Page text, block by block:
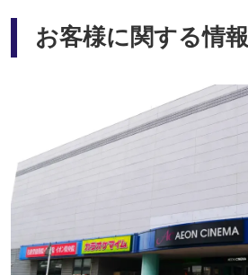
お客様に関する情報